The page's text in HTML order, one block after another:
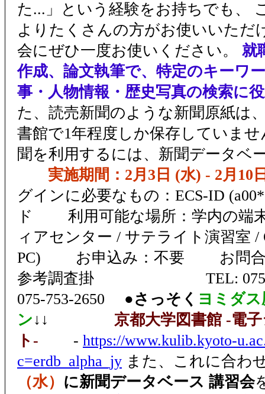
た...」という経験をお持ちでも、
よりたくさんの方がお使いいただ
会にぜひ一度お使いください。 就
作成、論文執筆で、特定のキーワ
事・人物情報・歴史写真の検索に
た、読売新聞のような新聞原紙は
書館で1年程度しか保存していま
聞を利用するには、新聞データベ
実施期間：2月3日 (水) - 2月10
グインに必要なもの：ECS-ID
ド 利用可能な場所：学内の端
ィアセンター / サテライト演習室 /
PC) お申込み：不要 お問合
参考調査掛 TEL: 075-
075-753-2650 ●さっそく ヨミダ
ン↓↓
京都大学図書館 -電
ト- - https://www.kulib.kyoto-
c=erdb_alpha_jy また、これに合わ
（水） に新聞データベース 講習会